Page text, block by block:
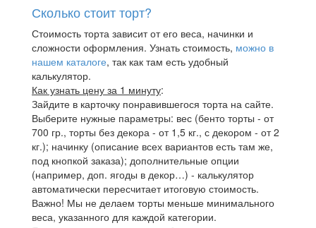
Сколько стоит торт?
Стоимость торта зависит от его веса, начинки и
сложности оформления. Узнать стоимость, можно в
нашем каталоге, так как там есть удобный
калькулятор.
Как узнать цену за 1 минуту:
Зайдите в карточку понравившегося торта на сайте.
Выберите нужные параметры: вес (бенто торты - от
700 гр., торты без декора - от 1,5 кг., с декором - от 2
кг.); начинку (описание всех вариантов есть там же,
под кнопкой заказа); дополнительные опции
(например, доп. ягоды в декор…) - калькулятор
автоматически пересчитает итоговую стоимость.
Важно! Мы не делаем торты меньше минимального
веса, указанного для каждой категории.